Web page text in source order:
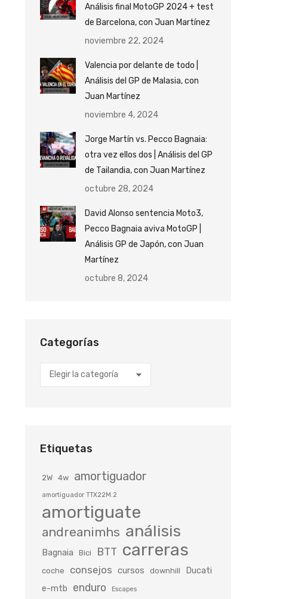
Análisis final MotoGP 2024 + test
de Barcelona, con Juan Martínez
noviembre 22, 2024
Valencia por delante de todo |
Análisis del GP de Malasia, con
Juan Martínez
noviembre 4, 2024
Jorge Martín vs. Pecco Bagnaia:
otra vez ellos dos | Análisis del GP
de Tailandia, con Juan Martínez
octubre 28, 2024
David Alonso sentencia Moto3,
Pecco Bagnaia aviva MotoGP |
Análisis GP de Japón, con Juan
Martínez
octubre 8, 2024
Categorías
Categorías
Etiquetas
2W 4w amortiguador
amortiguador TTX22M.2
amortiguate
andreanimhs análisis
Bagnaia Bici BTT carreras
coche consejos cursos downhill
Ducati
e-mtb
enduro Escapes